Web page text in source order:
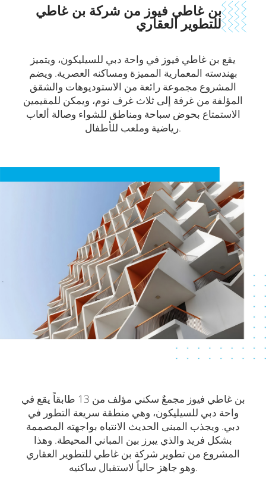
بن غاطي فيوز من شركة بن غاطي
للتطوير العقاري
يقع بن غاطي فيوز في واحة دبي للسيليكون، ويتميز
بهندسته المعمارية المميزة ومساكنه العصرية. ويضم
المشروع مجموعة رائعة من الاستوديوهات والشقق
المؤلفة من غرفة إلى ثلاث غرف نوم، ويمكن للمقيمين
الاستمتاع بحوض سباحة ومناطق للشواء وصالة ألعاب
رياضية وملعب للأطفال.
بن غاطي فيوز مجمعٌ سكني مؤلف من 13 طابقاً يقع في
واحة دبي للسيليكون، وهي منطقة سريعة التطور في
دبي. ويجذب المبنى الحديث الانتباه بواجهته المصممة
بشكل فريد والذي يبرز بين المباني المحيطة. وهذا
المشروع من تطوير شركة بن غاطي للتطوير العقاري
وهو جاهز حالياً لاستقبال ساكنيه.